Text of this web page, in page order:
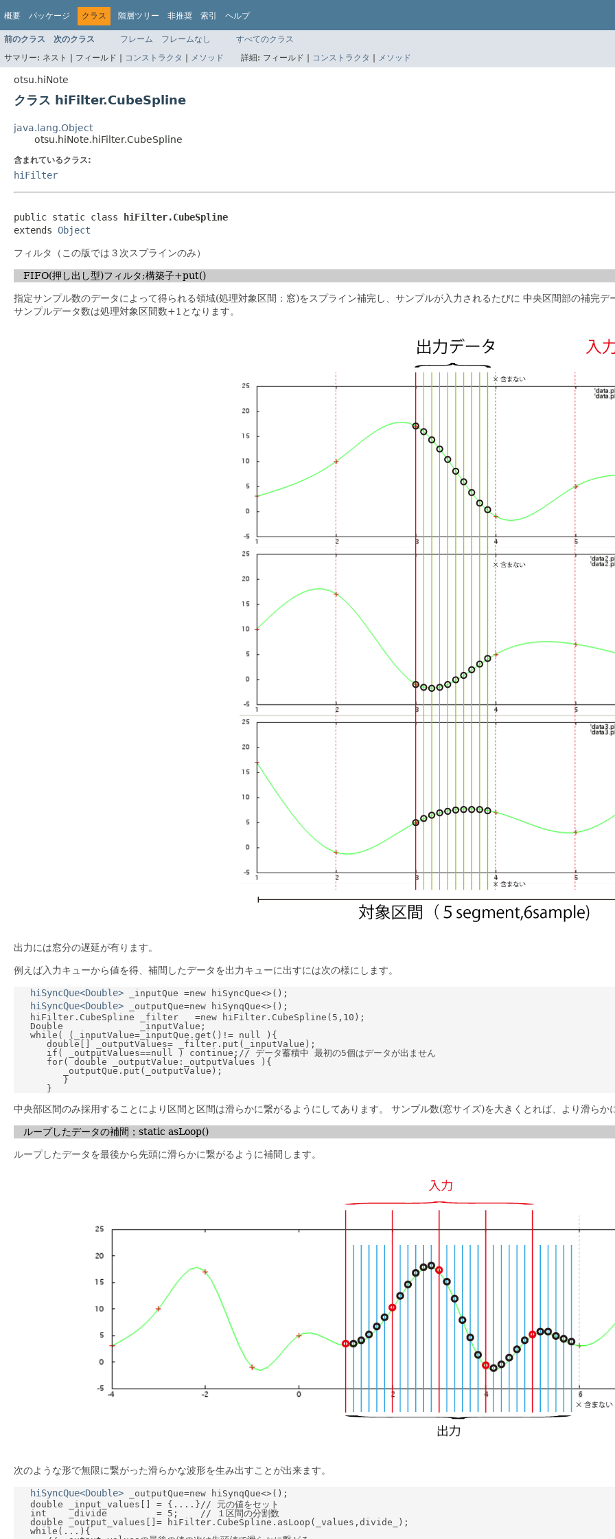
概要 パッケージ クラス 階層ツリー 非推奨 索引 ヘルプ
前のクラス 次のクラス フレーム フレームなし
すべてのクラス
サマリー: ネスト | フィールド | コンストラクタ | メソッド 詳細: フィールド | コンストラクタ | メソッド
otsu.hiNote
クラス hiFilter.CubeSpline
java.lang.Object
otsu.hiNote.hiFilter.CubeSpline
含まれているクラス:
hiFilter
public static class hiFilter.CubeSpline
extends Object
フィルタ（この版では３次スプラインのみ）
FIFO(押し出し型)フィルタ;構築子+put()
指定サンプル数のデータによって得られる領域(処理対象区間：窓)をスプライン補完し、サンプルが入力されるたびに 中央区間部の補完デ
サンプルデータ数は処理対象区間数+1となります。
出力には窓分の遅延が有ります。
例えば入力キューから値を得、補間したデータを出力キューに出すには次の様にします。
hiSyncQue<Double> _inputQue =new hiSyncQue<>();
hiSyncQue<Double> _outputQue=new hiSynqQue<>();
   hiFilter.CubeSpline _filter   =new hiFilter.CubeSpline(5,10);
   Double              _inputValue;
   while( (_inputValue=_inputQue.get()!= null ){
      double[] _outputValues= _filter.put(_inputValue);
      if( _outputValues==null ) continue;// データ蓄積中 最初の5個はデータが出ません
      for( double _outputValue:_outputValues ){
         _outputQue.put(_outputValue);
         }
中央部区間のみ採用することにより区間と区間は滑らかに繋がるようにしてあります。 サンプル数(窓サイズ)を大きくとれば、より滑らか
ループしたデータの補間；static asLoop()
ループしたデータを最後から先頭に滑らかに繋がるように補間します。
次のような形で無限に繋がった滑らかな波形を生み出すことが出来ます。
hiSyncQue<Double> _outputQue=new hiSynqQue<>();
   double _input_values[] = {....}// 元の値をセット
   int    _divide         = 5;    // １区間の分割数
   double _output_values[]= hiFilter.CubeSpline.asLoop(_values,divide_);
   while(...){